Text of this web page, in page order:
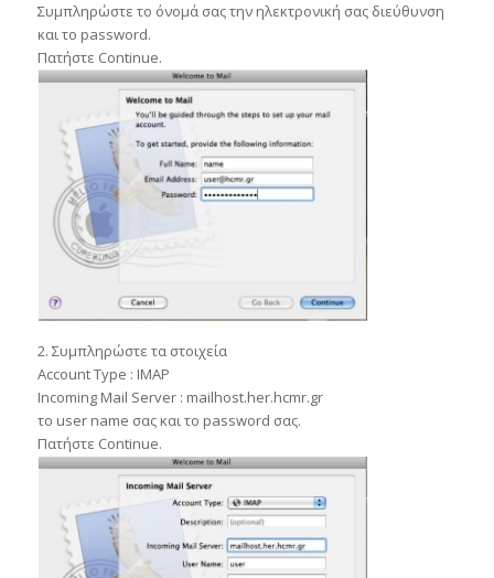
Συμπληρώστε το όνομά σας την ηλεκτρονική σας διεύθυνση
και το password.
Πατήστε Continue.
2. Συμπληρώστε τα στοιχεία
Account Type : IMAP
Incoming Mail Server : mailhost.her.hcmr.gr
το user name σας και το password σας.
Πατήστε Continue.